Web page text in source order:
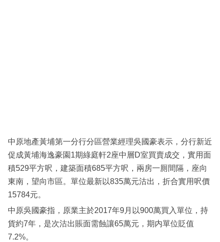
閱
專
區
中原地產黃埔第一分行分區營業經理吳國豪表示，分行新近
促成黃埔海逸豪園1期綠庭軒2座中層D室買賣成交，實用面
積529平方呎，建築面積685平方呎，兩房一厠間隔，座向
東南，望向市區。單位最新以835萬元沽出，折合實用呎價
15784元。
中原吳國豪指，原業主於2017年9月以900萬買入單位，持
貨約7年，是次沽出賬面需蝕讓65萬元，期内單位貶值
7.2%。